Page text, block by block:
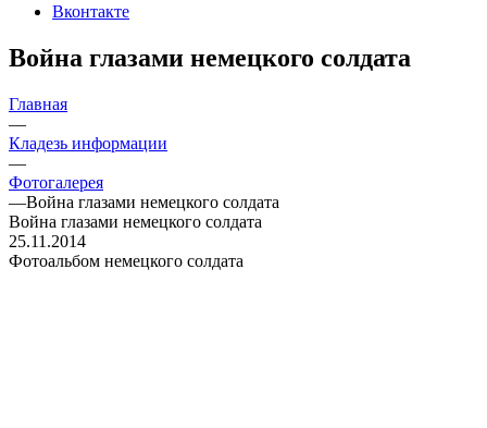
Вконтакте
Война глазами немецкого солдата
Главная
—
Кладезь информации
—
Фотогалерея
—Война глазами немецкого солдата
Война глазами немецкого солдата
25.11.2014
Фотоальбом немецкого солдата